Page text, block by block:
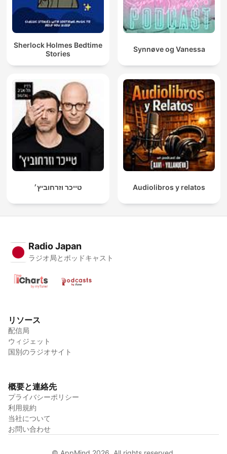
Sherlock Holmes Bedtime
Stories
Synnøve og Vanessa
טייכר וזרחוביץ׳ Audiolibros y relatos
Radio Japan
ラジオ局とポッドキャスト
リソース
配信局
ウィジェット
国別のラジオサイト
概要と連絡先
プライバシーポリシー
利用規約
当社について
お問い合わせ